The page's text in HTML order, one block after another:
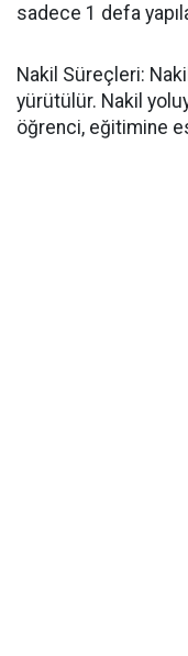
sadece 1 defa
​Nakil Süreçleri:
yürütülür. Nakil
öğrenci, eğitimine